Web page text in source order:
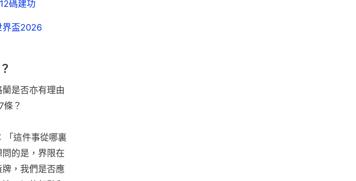
碼建功
界盃2026
是否亦有理由
條？
「這件事從哪裏
的是，界限在
，我們是否應